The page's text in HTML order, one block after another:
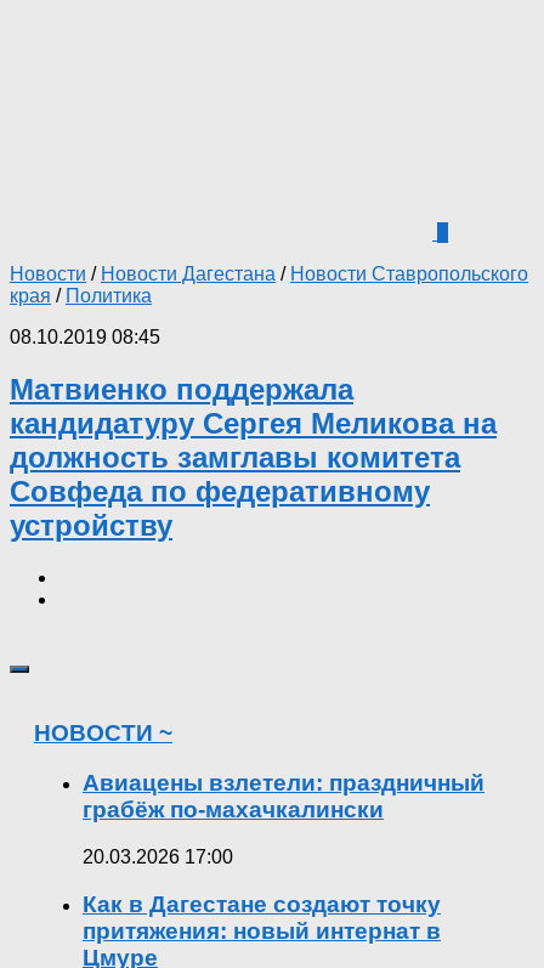
Новости / Новости Дагестана / Новости Ставропольского
края / Политика
08.10.2019 08:45
Матвиенко поддержала
кандидатуру Сергея Меликова на
должность замглавы комитета
Совфеда по федеративному
устройству
НОВОСТИ ~
Авиацены взлетели: праздничный
грабёж по-махачкалински
20.03.2026 17:00
Как в Дагестане создают точку
притяжения: новый интернат в
Цмуре